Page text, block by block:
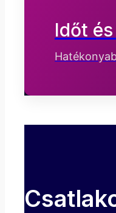
Időt